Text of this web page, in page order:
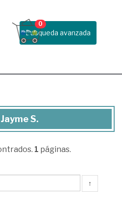
Busqueda avanzada
0
S.
1 páginas.
↑